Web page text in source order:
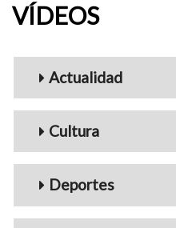
VÍDEOS
Menu_Videos
Actualidad
Cultura
Deportes